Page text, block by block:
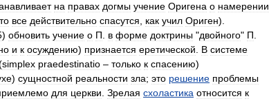
на правах догмы учение Оригена о намерении
все действительно спасутся как учил Ориген).
) обновить учение о П в форме доктрины "двойного" П
и к осуждению) признается еретической В системе
(simplex praedestinatio – только к спасению)
) сущностной реальности зла; это решение проблемы
для церкви Зрелая схоластика относится к